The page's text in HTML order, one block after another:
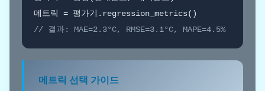
// 결과: MAE=2.3°C, RMSE=3.1°C, MAPE=4.5%
메트릭 선택 가이드